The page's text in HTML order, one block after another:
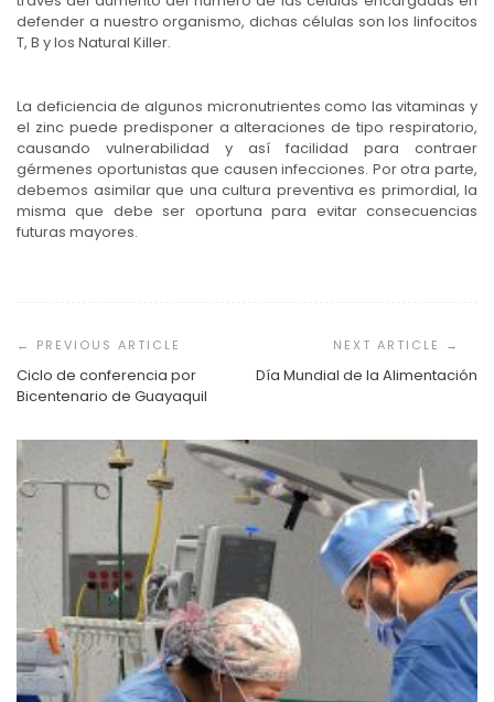
defender a nuestro organismo, dichas células son los linfocitos
T, B y los Natural Killer.
La deficiencia de algunos micronutrientes como las vitaminas y
el zinc puede predisponer a alteraciones de tipo respiratorio,
causando vulnerabilidad y así facilidad para contraer
gérmenes oportunistas que causen infecciones. Por otra parte,
debemos asimilar que una cultura preventiva es primordial, la
misma que debe ser oportuna para evitar consecuencias
futuras mayores.
de
entradas
Ciclo de conferencia por
Bicentenario de Guayaquil
Día Mundial de la Alimentación